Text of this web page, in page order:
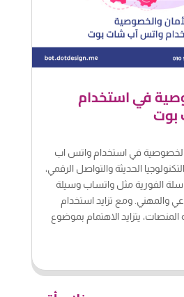
في استخدام
في استخدام واتس اب
الحديثة والتواصل الرقمي،
الفورية مثل واتساب وسيلة
والمهني. ومع تزايد استخدام
يتزايد الاهتمام بموضوع
« مدخلات أقدم